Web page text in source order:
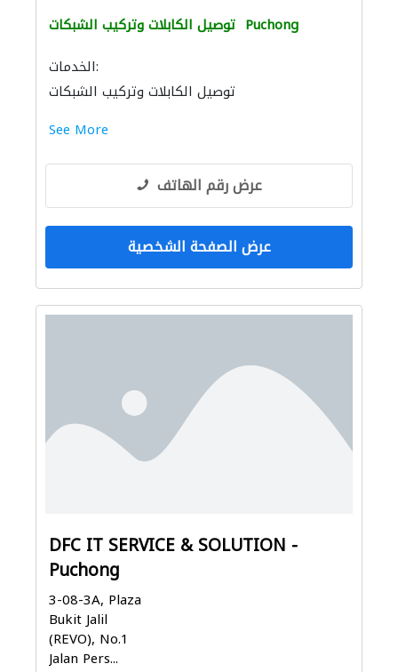
توصيل الكابلات وتركيب الشبكات Puchong
الخدمات:
توصيل الكابلات وتركيب الشبكات
See More
عرض رقم الهاتف
عرض الصفحة الشخصية
DFC IT SERVICE & SOLUTION -
Puchong
3-08-3A, Plaza
Bukit Jalil
(REVO), No.1
Jalan Pers...